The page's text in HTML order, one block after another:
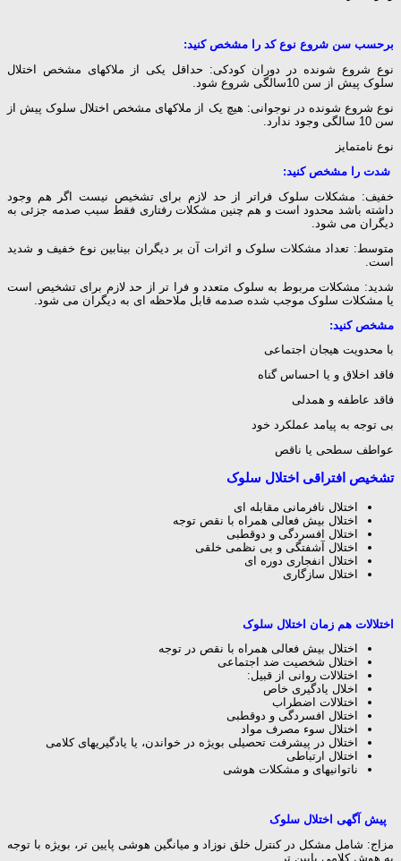
برحسب سن شروع نوع کد را مشخص کنید:
نوع شروع شونده در دوران کودکی: حداقل یکی از ملاکهای مشخص اختلال
سلوک پیش از سن 10سالگی شروع شود.
نوع شروع شونده در نوجوانی: هیچ یک از ملاکهای مشخص اختلال سلوک پیش از
سن 10 سالگی وجود ندارد.
نوع نامتمایز
شدت را مشخص کنید:
خفیف: مشکلات سلوک فراتر از حد لازم برای تشخیص نیست اگر هم وجود
داشته باشد محدود است و هم چنین مشکلات رفتاری فقط سبب صدمه جزئی به
دیگران می شود.
متوسط: تعداد مشکلات سلوک و اثرات آن بر دیگران بینابین نوع خفیف و شدید
است.
شدید: مشکلات مربوط به سلوک متعدد و فرا تر از حد لازم برای تشخیص است
یا مشکلات سلوک موجب شده صدمه قابل ملاحظه ای به دیگران می شود.
مشخص کنید:
با محدویت هیجان اجتماعی
فاقد اخلاق و یا احساس گناه
فاقد عاطفه و همدلی
بی توجه به پیامد عملکرد خود
عواطف سطحی یا ناقص
تشخیص افتراقی اختلال سلوک
اختلال نافرمانی مقابله ای
اختلال بیش فعالی همراه با نقص توجه
اختلال افسردگی و دوقطبی
اختلال آشفتگی و بی نظمی خلقی
اختلال انفجاری دوره ای
اختلال سازگاری
اختلالات هم زمان اختلال سلوک
اختلال بیش فعالی همراه با نقص در توجه
اختلال شخصیت ضد اجتماعی
اختلالات روانی از قبیل:
اخلال یادگیری خاص
اختلالات اضطراب
اختلال افسردگی و دوقطبی
اختلال سوء مصرف مواد
اختلال در پیشرفت تحصیلی بویژه در خواندن، یا یادگیریهای کلامی
اختلال ارتباطی
ناتوانیهای و مشکلات هوشی
پیش آگهی اختلال سلوک
مزاج: شامل مشکل در کنترل خلق نوزاد و میانگین هوشی پایین تر، بویژه با توجه
به هوش کلامی پایین تر.